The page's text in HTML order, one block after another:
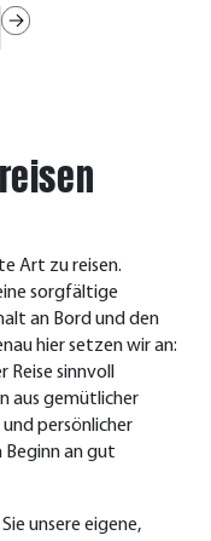
Art zu reisen.
sorgfältige
an Bord und den
hier setzen wir an:
sinnvoll
aus gemütlicher
und persönlicher
Beginn an gut
unsere eigene,